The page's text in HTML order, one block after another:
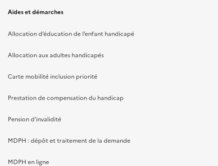
Aides et démarches
Allocation d’éducation de l’enfant handicapé
Allocation aux adultes handicapés
Carte mobilité inclusion priorité
Prestation de compensation du handicap
Pension d'invalidité
MDPH : dépôt et traitement de la demande
MDPH en ligne